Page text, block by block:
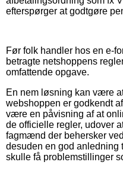
efterspørger at godtgøre
Før folk handler hos en e-
betragte netshoppens
omfattende opgave.
En nem løsning kan være
webshoppen er godkendt
være en påvisning af at
de officielle regler, udover
fagmænd der behersker
desuden en god anledning
skulle få problemstillinger